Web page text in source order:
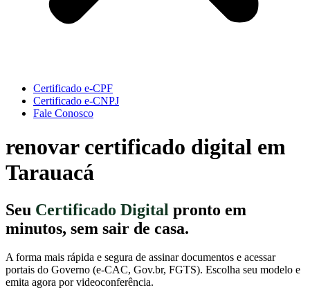
Certificado e-CPF
Certificado e-CNPJ
Fale Conosco
renovar certificado digital em
Tarauacá
Seu Certificado Digital pronto em
minutos, sem sair de casa.
A forma mais rápida e segura de assinar documentos e acessar
portais do Governo (e-CAC, Gov.br, FGTS). Escolha seu modelo e
emita agora por videoconferência.